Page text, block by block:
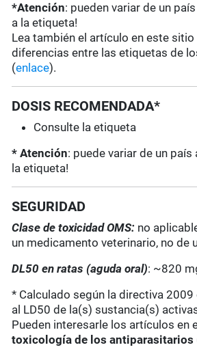
*Atención: pueden variar de un
a la etiqueta!
Lea también el artículo en este
diferencias entre las etiquetas de
(enlace).
DOSIS RECOMENDADA*
Consulte la etiqueta
* Atención: puede variar de un país
la etiqueta!
SEGURIDAD
Clase de toxicidad OMS: no
un medicamento veterinario, no de
DL50 en ratas (aguda oral): ~820
* Calculado según la directiva 2009
al LD50 de la(s) sustancia(s)
Pueden interesarle los artículos en
toxicología de los antiparasitarios